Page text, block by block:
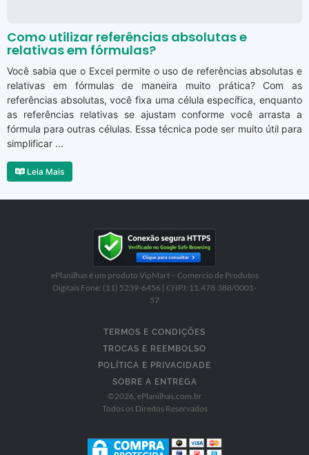
Como utilizar referências absolutas e
relativas em fórmulas?
Você sabia que o Excel permite o uso de referências absolutas e
relativas em fórmulas de maneira muito prática? Com as
referências absolutas, você fixa uma célula específica, enquanto
as referências relativas se ajustam conforme você arrasta a
fórmula para outras células. Essa técnica pode ser muito útil para
simplificar ...
Leia Mais
ePlanilhas é um produto VipMart – Comercio de Produtos
Digitais Fone: (11) 5239-6456 | CNPJ: 11.478.388/0001-
57
TERMOS E CONDIÇÕES
TROCAS E REEMBOLSO
POLÍTICA E PRIVACIDADE
SOBRE A ENTREGA
©2026 , ePlanilhas.com.br
Todos os Direitos Reservados